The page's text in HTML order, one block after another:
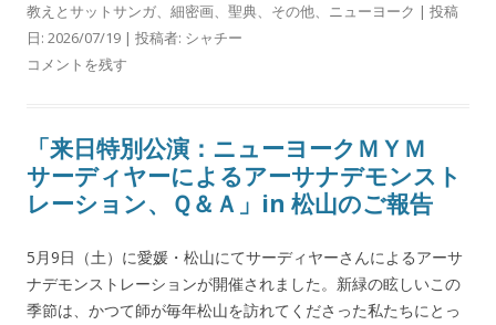
教えとサットサンガ、 細密画、 聖典、 その他、 ニューヨーク | 投稿
日: 2026/07/19 | 投稿者: シャチー
コメントを残す
「来日特別公演：ニューヨークＭＹＭ
サーディヤーによるアーサナデモンスト
レーション、Ｑ＆Ａ」in 松山のご報告
5月9日（土）に愛媛・松山にてサーディヤーさんによるアーサ
ナデモンストレーションが開催されました。新緑の眩しいこの
季節は、かつて師が毎年松山を訪れてくださった私たちにとっ